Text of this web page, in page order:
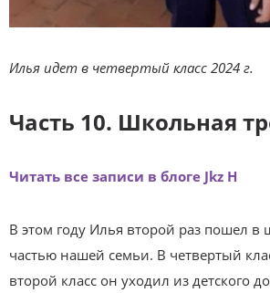
Илья идет в четвертый класс 2024 г.
Часть 10. Школьная
Читать все записи в блоге Jkz H
В этом году Илья второй раз пошел в
частью нашей семьи. В четвертый
второй класс он уходил из детского